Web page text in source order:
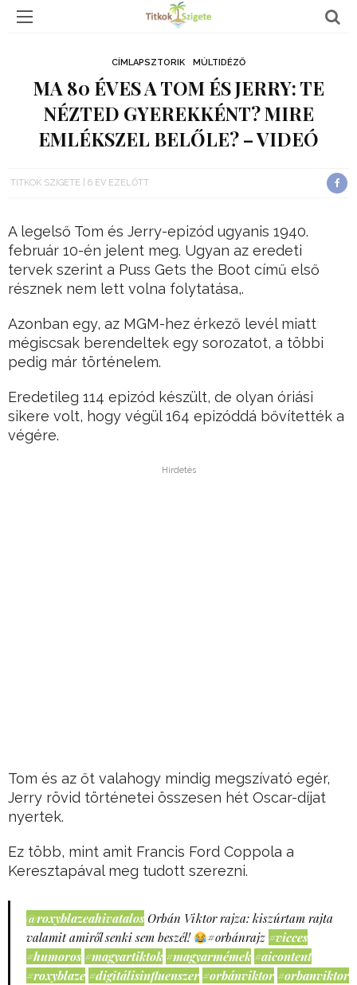
CÍMLAPSZTORIK MÚLTIDÉZŐ
MA 80 ÉVES A TOM ÉS JERRY: TE
NÉZTED GYEREKKÉNT? MIRE
EMLÉKSZEL BELŐLE? – VIDEÓ
TITKOK SZIGETE 6 ÉV EZELŐTT
A legelső Tom és Jerry-epizód ugyanis 1940.
február 10-én jelent meg. Ugyan az eredeti
tervek szerint a Puss Gets the Boot című első
résznek nem lett volna folytatása,.
Azonban egy, az MGM-hez érkező levél miatt
mégiscsak berendeltek egy sorozatot, a többi
pedig már történelem.
Eredetileg 114 epizód készült, de olyan óriási
sikere volt, hogy végül 164 epizóddá bővítették a
végére.
Hirdetés
Tom és az őt valahogy mindig megszívató egér,
Jerry rövid történetei összesen hét Oscar-díjat
nyertek.
Ez több, mint amit Francis Ford Coppola a
Keresztapával meg tudott szerezni.
@roxyblazeahivatalos Orbán Viktor rajza: kiszúrtam rajta
valamit amiről senki sem beszél!
#orbánrajz #vicces
#humoros #magyartiktok #magyarmémek #aicontent
#roxyblaze #digitálisinfluenszer #orbánviktor #orbanviktor